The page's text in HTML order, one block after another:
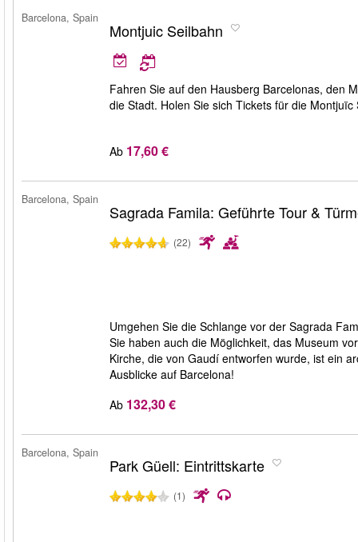
Barcelona, Spain
Montjuic Seilbahn
Fahren Sie auf den Hausberg Barcelonas, den
die Stadt. Holen Sie sich Tickets für die Montjuïc
Ab 17,60 €
Barcelona, Spain
Sagrada Famila: Geführte Tour &
(22)
Umgehen Sie die Schlange vor der Sagrada
Sie haben auch die Möglichkeit, das Museum
Kirche, die von Gaudí entworfen wurde, ist ein
Ausblicke auf Barcelona!
Ab 132,30 €
Barcelona, Spain
Park Güell: Eintrittskarte
(1)